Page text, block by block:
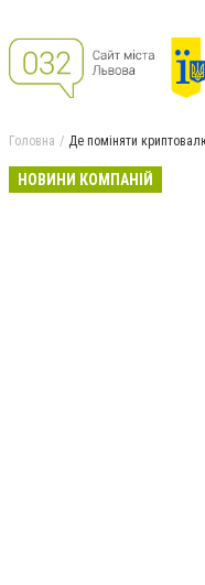
Головна Де поміняти
НОВИНИ КОМПАНІЙ